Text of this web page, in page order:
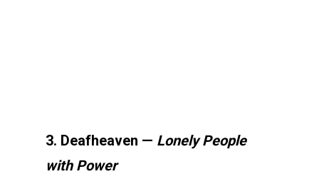
3. Deafheaven — Lonely People
with Power